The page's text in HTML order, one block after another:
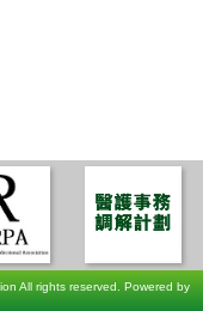
All rights reserved. Powered by